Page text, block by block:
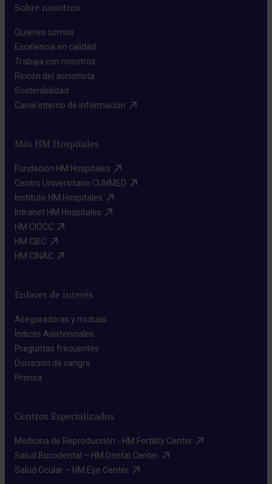
Sobre nosotros
Quiénes somos​
Excelencia en calidad​
Trabaja con nosotros​
Rincón del accionista​
Sostenibilidad​
Canal interno de información​
Más HM Hospitales
Fundación HM Hospitales​
Centro Universitario CUHMED​
Instituto HM Hospitales​
Intranet HM Hospitales​
HM CIOCC​
HM CIEC​
HM CINAC​
Enlaces de interés
Aseguradoras y mutuas​
Índices Asistenciales​
Preguntas frecuentes​
Donación de sangre​
Prensa​
Centros Especializados
Medicina de Reproducción - HM Fertility Center​
Salud Bucodental – HM Dental Center​
Salud Ocular – HM Eye Center​